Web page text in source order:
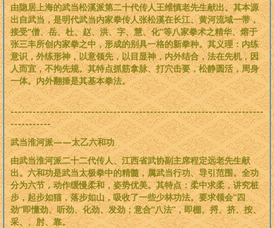
由隐居上海的武当松溪派第二十代传人王维慎老先生献出。其本源
出自武当，是明代武当内家拳传人张松溪在长江、黄河流域一带，
接受“僧、岳、杜、赵、洪、字、慧、化”等八家拳术之精华、熔于
张三丰所创内家拳之中，形成的别具一格的新拳种。其义理：内练
意识，外练形神，以意领先，以目显神，内外结合，法在先机，因
人而宜，不拘先规。其特点抓筋拿脉、打穴击要，松静圆活，周身
一体。内外翻捶是其基本拳法。
---------------------------------------------------------------------
-----------
武当淮河派——太乙六和功
由武当淮河派二十二代传人、江西省武协副主席程定远老先生献
出。六和功是武当太极拳中的精髓，属武当行功、导引范围。全功
分为六节，动作缓慢柔和，姿势优美。其特点：柔中求柔，讲究桩
步，起步如猫，落步如山，吸收了一些少林功法。要求领会“四
劲”即懂劲、听劲、化劲、发劲；意合“八法”，即棚、捋、挤、按、
采、、肘、靠。